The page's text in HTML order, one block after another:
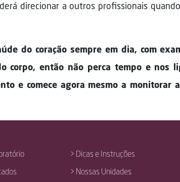
direcionar a outros profissionais
do coração sempre em dia, com
corpo, então não perca tempo e nos
e comece agora mesmo a monitorar
> Dicas e Instruções
> Nossas Unidades